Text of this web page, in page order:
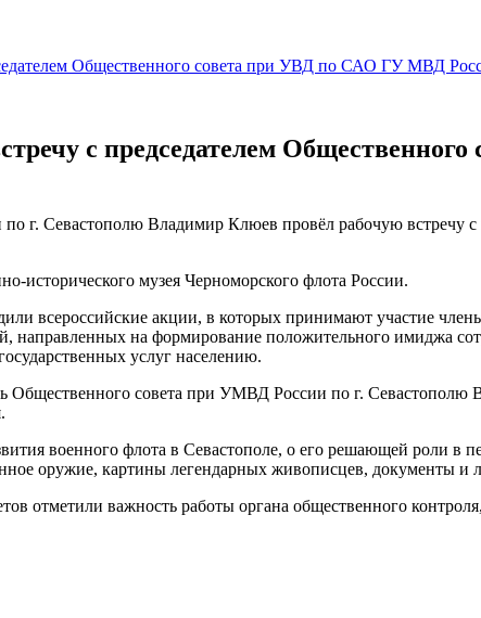
Общественного совета при УВД по САО ГУ МВД
с председателем
г. Севастополю Владимир Клюев провёл рабочую
исторического музея Черноморского флота России.
всероссийские акции, в которых принимают участие
направленных на формирование положительного имиджа
услуг населению.
Общественного совета при УМВД России по г.
военного флота в Севастополе, о его решающей роли
оружие, картины легендарных живописцев, документы и
отметили важность работы органа общественного